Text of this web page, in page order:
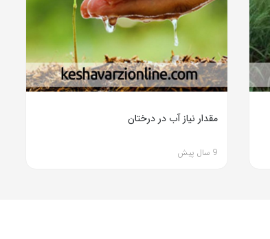
مقدار نیاز آب در درختان
9 سال پیش